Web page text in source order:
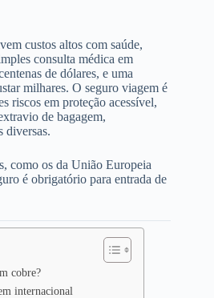
custos altos com saúde,
consulta médica em
de dólares, e uma
milhares. O seguro viagem é
riscos em proteção acessível,
de bagagem,
diversas.
como os da União Europeia
é obrigatório para entrada de
cobre?
internacional